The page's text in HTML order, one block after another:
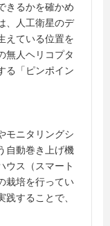
きるかを確かめ
、人工衛星のデ
えている位置を
無人ヘリコプタ
る「ピンポイン
モニタリングシ
自動巻き上げ機
ウス（スマート
栽培を行ってい
することで、